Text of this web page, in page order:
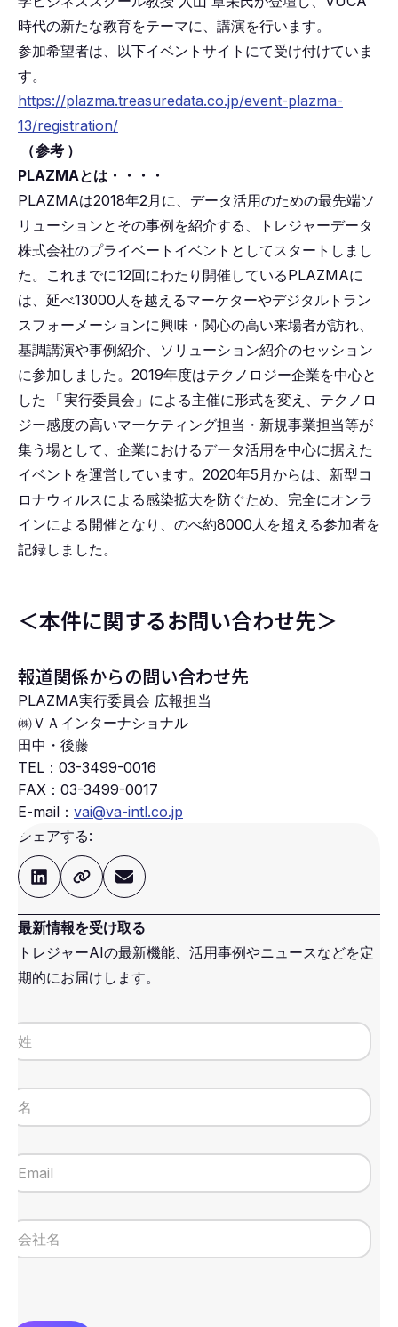
時代の新たな教育をテーマに、講演を行います。
参加希望者は、以下イベントサイトにて受け付けていま
す。
https://plazma.treasuredata.co.jp/event-plazma-
13/registration/
（参考 ）
PLAZMAとは・・・・
PLAZMAは2018年2月に、データ活用のための最先端ソ
リューションとその事例を紹介する、トレジャーデータ
株式会社のプライベートイベントとしてスタートしまし
た。これまでに12回にわたり開催しているPLAZMAに
は、延べ13000人を越えるマーケターやデジタルトラン
スフォーメーションに興味・関心の高い来場者が訪れ、
基調講演や事例紹介、ソリューション紹介のセッション
に参加しました。2019年度はテクノロジー企業を中心と
した
「実行委員会」による主催に形式を変え、テクノロ
ジー感度の高いマーケティング担当・新規事業担当等が
集う場として、企業におけるデータ活用を中心に据えた
イベントを運営しています。2020年5月からは、新型コ
ロナウィルスによる感染拡大を防ぐため、完全にオンラ
インによる開催となり、のべ約8000人を超える参加者を
記録しました。
＜本件に関するお問い合わせ先＞
報道関係からの問い合わせ先
PLAZMA実行委員会 広報担当
㈱ＶＡインターナショナル
田中・後藤
TEL： 03-3499-0016
FAX： 03-3499-0017
E-mail： vai@va-intl.co.jp
シェアする:
最新情報を受け取る
トレジャーAIの最新機能、活用事例やニュースなどを定
期的にお届けします。